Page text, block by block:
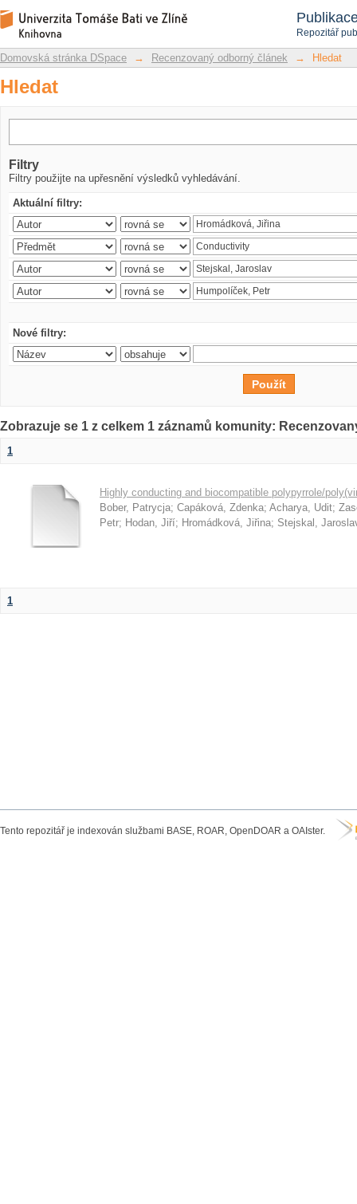
Repozitář
Hledat
Repozitář DSpace/Manakin
Domovská stránka DSpace → Recenzovaný odborný článek → Hledat
Hledat
Filtry
Filtry použijte na upřesnění výsledků vyhledávání.
Aktuální filtry:
Nové filtry:
Zobrazuje se 1 z celkem 1 záznamů komunity:
1
Highly conducting and biocompatible polypyrrole/
Bober, Patrycja; Capáková, Zdenka; Acharya, Udit;
Petr; Hodan, Jiří; Hromádková, Jiřina; Stejskal,
1
Tento repozitář je indexován službami BASE, ROAR, OpenDOAR a OAIster.